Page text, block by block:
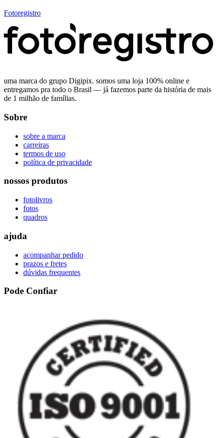
Fotoregistro
uma marca do grupo Digipix. somos uma loja 100% online e
entregamos pra todo o Brasil — já fazemos parte da história de mais
de 1 milhão de famílias.
Sobre
sobre a marca
carreiras
termos de uso
política de privacidade
nossos produtos
fotolivros
fotos
quadros
ajuda
acompanhar pedido
prazos e fretes
dúvidas frequentes
Pode Confiar